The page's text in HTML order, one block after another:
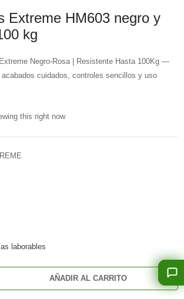
Extreme HM603 negro y
kg
Negro-Rosa | Resistente Hasta 100Kg —
cuidados, controles sencillos y uso
this right now
laborables
AÑADIR AL CARRITO